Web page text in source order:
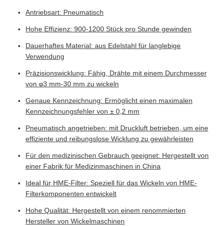
Antriebsart: Pneumatisch
Hohe Effizienz: 900-1200 Stück pro Stunde gewinden
Dauerhaftes Material: aus Edelstahl für langlebige
Verwendung
Präzisionswicklung: Fähig, Drähte mit einem Durchmesser
von φ3 mm-30 mm zu wickeln
Genaue Kennzeichnung: Ermöglicht einen maximalen
Kennzeichnungsfehler von ± 0,2 mm
Pneumatisch angetrieben: mit Druckluft betrieben, um eine
effiziente und reibungslose Wicklung zu gewährleisten
Für den medizinischen Gebrauch geeignet: Hergestellt von
einer Fabrik für Medizinmaschinen in China
Ideal für HME-Filter: Speziell für das Wickeln von HME-
Filterkomponenten entwickelt
Hohe Qualität: Hergestellt von einem renommierten
Hersteller von Wickelmaschinen